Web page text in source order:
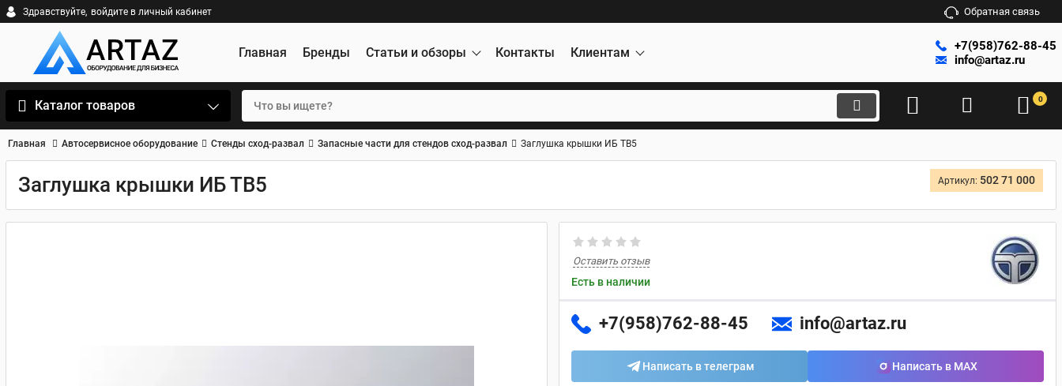
Здравствуйте, войдите в личный кабинет Обратная связь
Главная Бренды Статьи и обзоры Контакты Клиентам
+7(958)762-88-45
info@artaz.ru
Каталог товаров 0
Главная Автосервисное оборудование Стенды сход-развал Запасные части для стендов сход-развал Заглушка крышки ИБ ТВ5
Заглушка крышки ИБ ТВ5 Артикул: 502 71 000
Оставить отзыв
Есть в наличии
+7(958)762-88-45 info@artaz.ru
Написать в телеграм Написать в MAX